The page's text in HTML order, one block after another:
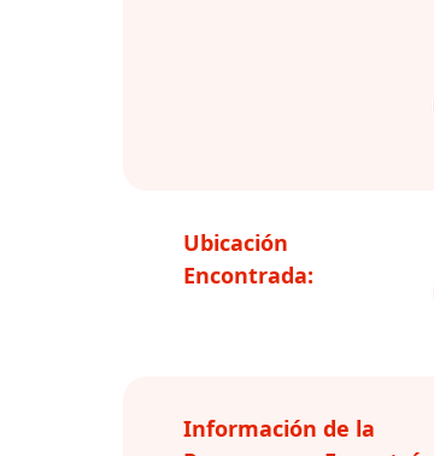
Ubicación
Encontrada:
Información de la